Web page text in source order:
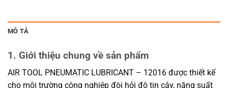
MÔ TẢ
1. Giới thiệu chung về sản phẩm
AIR TOOL PNEUMATIC LUBRICANT – 12016 được thiết kế
cho môi trường công nghiệp đòi hỏi độ tin cậy, năng suất